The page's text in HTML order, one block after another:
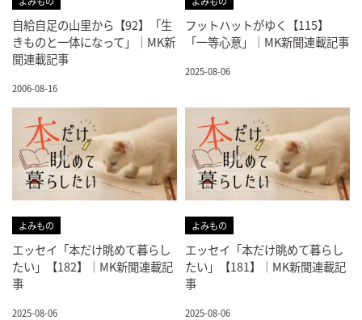
自給自足の山里から【92】「生
きものと一体になって」｜MK新
聞連載記事
2006-08-16
フットハットがゆく【115】
「一等心意」｜MK新聞連載記事
2025-08-06
よみもの
エッセイ「本だけ眺めて暮らし
たい」【182】｜MK新聞連載記
事
2025-08-06
よみもの
エッセイ「本だけ眺めて暮らし
たい」【181】｜MK新聞連載記
事
2025-08-06